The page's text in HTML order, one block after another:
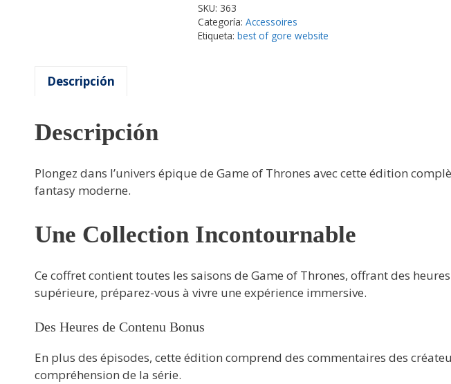
SKU: 363
Categoría:Accessoires
Etiqueta:best of gore website
Descripción
Descripción
Plongez dans l’univers épique de Game of Thrones avec cette édition
fantasy moderne.
Une Collection Incontournable
Ce coffret contient toutes les saisons de Game of Thrones, offrant des
supérieure, préparez-vous à vivre une expérience immersive.
Des Heures de Contenu Bonus
En plus des épisodes, cette édition comprend des commentaires des
compréhension de la série.